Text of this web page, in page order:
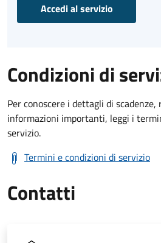
Accedi al servizio
Condizioni di
Per conoscere i dettagli di
informazioni importanti, leggi i
servizio.
Termini e condizioni di servizio
Contatti